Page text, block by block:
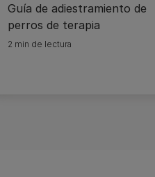
Guía de adiestramiento de
perros de terapia
2 min de lectura